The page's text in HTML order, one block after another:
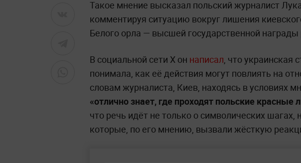
Такое мнение высказал польский журналист
комментируя ситуацию вокруг лишения
Белого орла — высшей государственной награды
В социальной сети X он написал, что украинская
понимала, как её действия могут повлиять на
словам журналиста, Киев, находясь в условиях
«отлично знает, где проходят польские красные
что речь идёт не только о символических шагах,
которые, по его мнению, вызвали жёсткую